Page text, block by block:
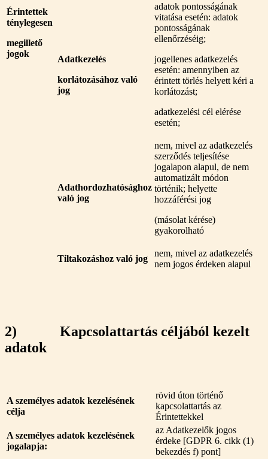
Érintettek
ténylegesen
megillető
jogok
Adatkezelés
korlátozásához való
jog
adatok pontosságának
vitatása esetén: adatok
pontosságának
ellenőrzéséig;
jogellenes adatkezelés
esetén: amennyiben az
érintett törlés helyett kéri a
korlátozást;
adatkezelési cél elérése
esetén;
Adathordozhatósághoz
való jog
nem, mivel az adatkezelés
szerződés teljesítése
jogalapon alapul, de nem
automatizált módon
történik; helyette
hozzáférési jog
(másolat kérése)
gyakorolható
Tiltakozáshoz való jog
nem, mivel az adatkezelés
nem jogos érdeken alapul
2) Kapcsolattartás céljából kezelt
adatok
A személyes adatok kezelésének
célja
rövid úton történő
kapcsolattartás az
Érintettekkel
A személyes adatok kezelésének
jogalapja:
az Adatkezelők jogos
érdeke [GDPR 6. cikk (1)
bekezdés f) pont]